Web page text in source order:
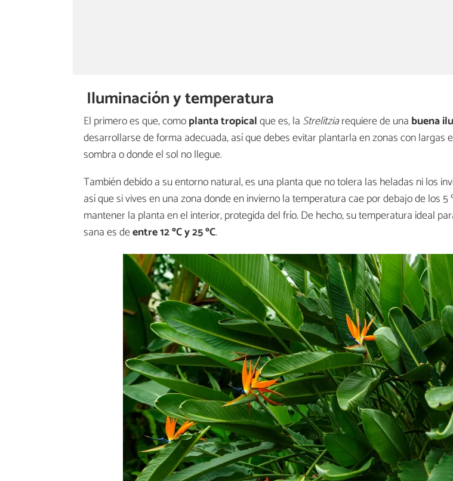
Iluminación y temperatura
El primero es que, comoplanta tropicalque es, la Strelitziarequiere de una buena
desarrollarse de forma adecuada, así que debes evitar plantarla en zonas con largas
sombra o donde el sol no llegue.
También debido a su entorno natural, es una planta que no tolera las heladas ni los
así que si vives en una zona donde en invierno la temperatura cae por debajo de los 5
mantener la planta en el interior, protegida del frío. De hecho, su temperatura ideal
sana es deentre 12 ºC y 25 ºC.